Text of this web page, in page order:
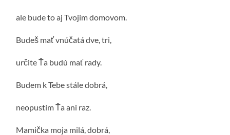
ale bude to aj Tvojim domovom.
Budeš mať vnúčatá dve, tri,
určite Ťa budú mať rady.
Budem k Tebe stále dobrá,
neopustím Ťa ani raz.
Mamička moja milá, dobrá,